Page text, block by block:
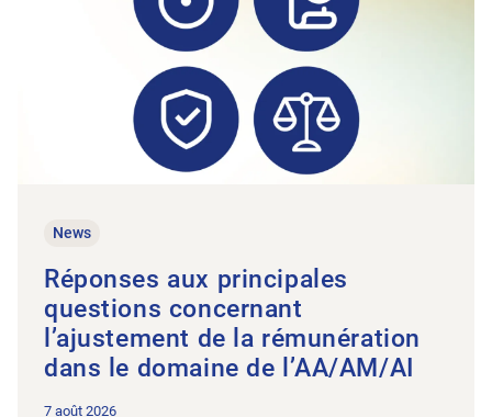
News
Réponses aux principales
questions concernant
l’ajustement de la rémunération
dans le domaine de l’AA/AM/AI
7 août 2026